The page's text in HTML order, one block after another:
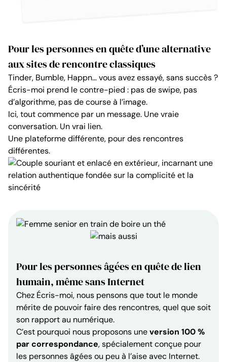
Pour les personnes en quête d’une alternative
aux sites de rencontre classiques
Tinder, Bumble, Happn… vous avez essayé, sans succès ?
Écris-moi prend le contre-pied : pas de swipe, pas
d’algorithme, pas de course à l’image.
Ici, tout commence par un message. Une vraie
conversation. Un vrai lien.
Une plateforme différente, pour des rencontres
différentes.
Pour les personnes âgées en quête de lien
humain, même sans Internet
Chez Écris-moi, nous pensons que tout le monde
mérite de pouvoir faire des rencontres, quel que soit
son rapport au numérique.
C’est pourquoi nous proposons uneversion 100 %
par correspondance, spécialement conçue pour
les personnes âgées ou peu à l’aise avec Internet.